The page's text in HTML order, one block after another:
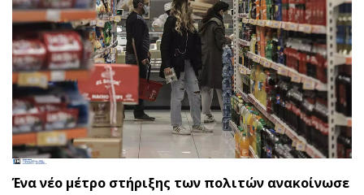
Ένα νέο μέτρο στήριξης των πολιτών ανακοίνωσε